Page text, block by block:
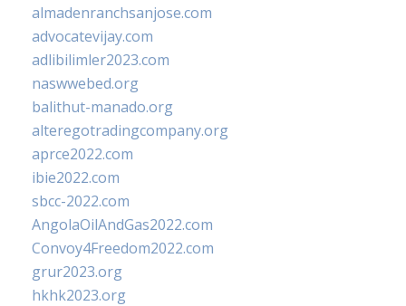
almadenranchsanjose.com
advocatevijay.com
adlibilimler2023.com
naswwebed.org
balithut-manado.org
alteregotradingcompany.org
aprce2022.com
ibie2022.com
sbcc-2022.com
AngolaOilAndGas2022.com
Convoy4Freedom2022.com
grur2023.org
hkhk2023.org